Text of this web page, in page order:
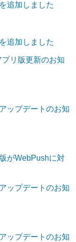
追加しました
追加しました
リ版更新のお知
ップデートのお知
がWebPushに対
ップデートのお知
ップデートのお知